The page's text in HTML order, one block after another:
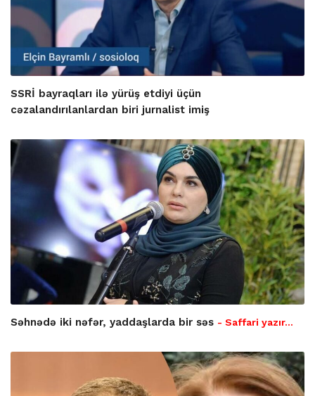
SSRİ bayraqları ilə yürüş etdiyi üçün
cəzalandırılanlardan biri jurnalist imiş
Səhnədə iki nəfər, yaddaşlarda bir səs - Saffari yazır…